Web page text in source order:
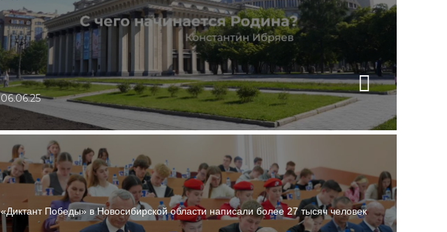
06.06.25
«Диктант Победы» в Новосибирской области написали более 27 тысяч человек